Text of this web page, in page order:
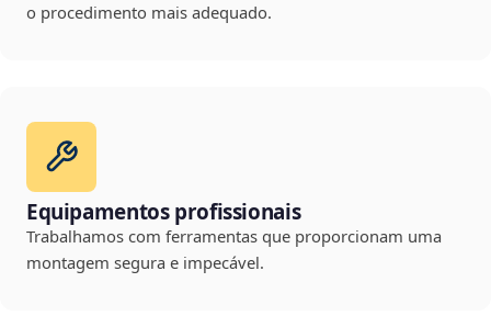
o procedimento mais adequado.
Equipamentos profissionais
Trabalhamos com ferramentas que proporcionam uma
montagem segura e impecável.